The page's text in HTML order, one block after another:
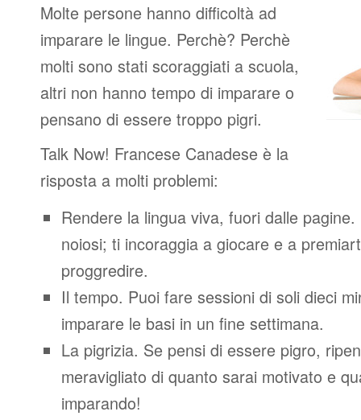
Molte persone hanno difficoltà ad
imparare le lingue. Perchè? Perchè
molti sono stati scoraggiati a scuola,
altri non hanno tempo di imparare o
pensano di essere troppo pigri.
Talk Now! Francese Canadese è la
risposta a molti problemi:
Rendere la lingua viva, fuori dalle
noiosi; ti incoraggia a giocare e a
proggredire.
Il tempo. Puoi fare sessioni di soli dieci
imparare le basi in un fine settimana.
La pigrizia. Se pensi di essere pigro,
meravigliato di quanto sarai motivato e
imparando!